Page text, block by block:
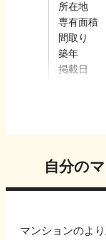
所在地
専有面積
間取り
築年
掲載日
自分の
マンションのよ